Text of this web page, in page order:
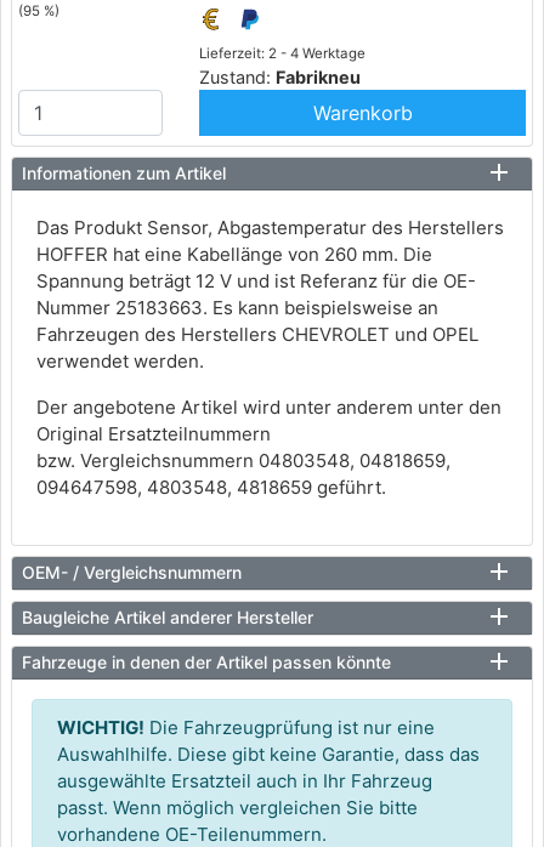
(95 %)
Lieferzeit: 2 - 4 Werktage
Zustand: Fabrikneu
Warenkorb
Informationen zum Artikel
Das Produkt Sensor, Abgastemperatur des Herstellers
HOFFER hat eine Kabellänge von 260 mm. Die
Spannung beträgt 12 V und ist Referanz für die OE-
Nummer 25183663. Es kann beispielsweise an
Fahrzeugen des Herstellers CHEVROLET und OPEL
verwendet werden.
Der angebotene Artikel wird unter anderem unter den
Original Ersatzteilnummern
bzw. Vergleichsnummern 04803548, 04818659,
094647598, 4803548, 4818659 geführt.
OEM- / Vergleichsnummern
Baugleiche Artikel anderer Hersteller
Fahrzeuge in denen der Artikel passen könnte
WICHTIG! Die Fahrzeugprüfung ist nur eine
Auswahlhilfe. Diese gibt keine Garantie, dass das
ausgewählte Ersatzteil auch in Ihr Fahrzeug
passt. Wenn möglich vergleichen Sie bitte
vorhandene OE-Teilenummern.